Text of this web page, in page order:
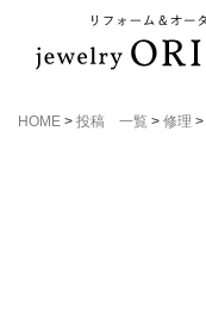
HOME > 投稿 一覧 > 修理 >